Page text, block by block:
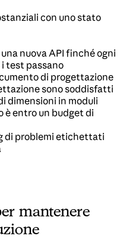
con uno stato
nuova API finché ogni
test passano
di progettazione
sono soddisfatti
dimensioni in moduli
è entro un budget di
di problemi etichettati
mantenere